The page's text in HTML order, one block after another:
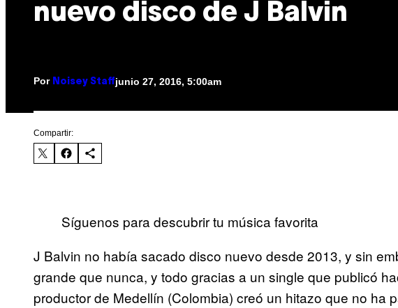
nuevo disco de J Balvin
Por Noisey Staffjunio 27, 2016, 5:00am
Compartir:
Síguenos para descubrir tu música favorita
J Balvin no había sacado disco nuevo desde 2013, y sin
grande que nunca, y todo gracias a un single que publicó
productor de Medellín (Colombia) creó un hitazo que no ha